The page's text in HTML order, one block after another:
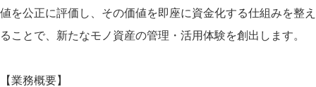
値を公正に評価し、その価値を即座に資金化する仕組みを整え
ることで、新たなモノ資産の管理・活用体験を創出します。
【業務概要】